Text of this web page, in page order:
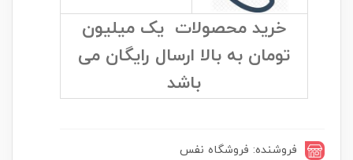
خرید محصولات یک میلیون
تومان به بالا ارسال رایگان می
باشد
فروشنده: فروشگاه نفس